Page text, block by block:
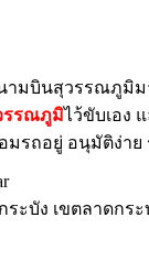
ามบินสุวรรณภูมิม
รรณภูมิไว้ขับเอง
มรถอยู่ อนุมัติง่า
ะบัง เขตลาดกร